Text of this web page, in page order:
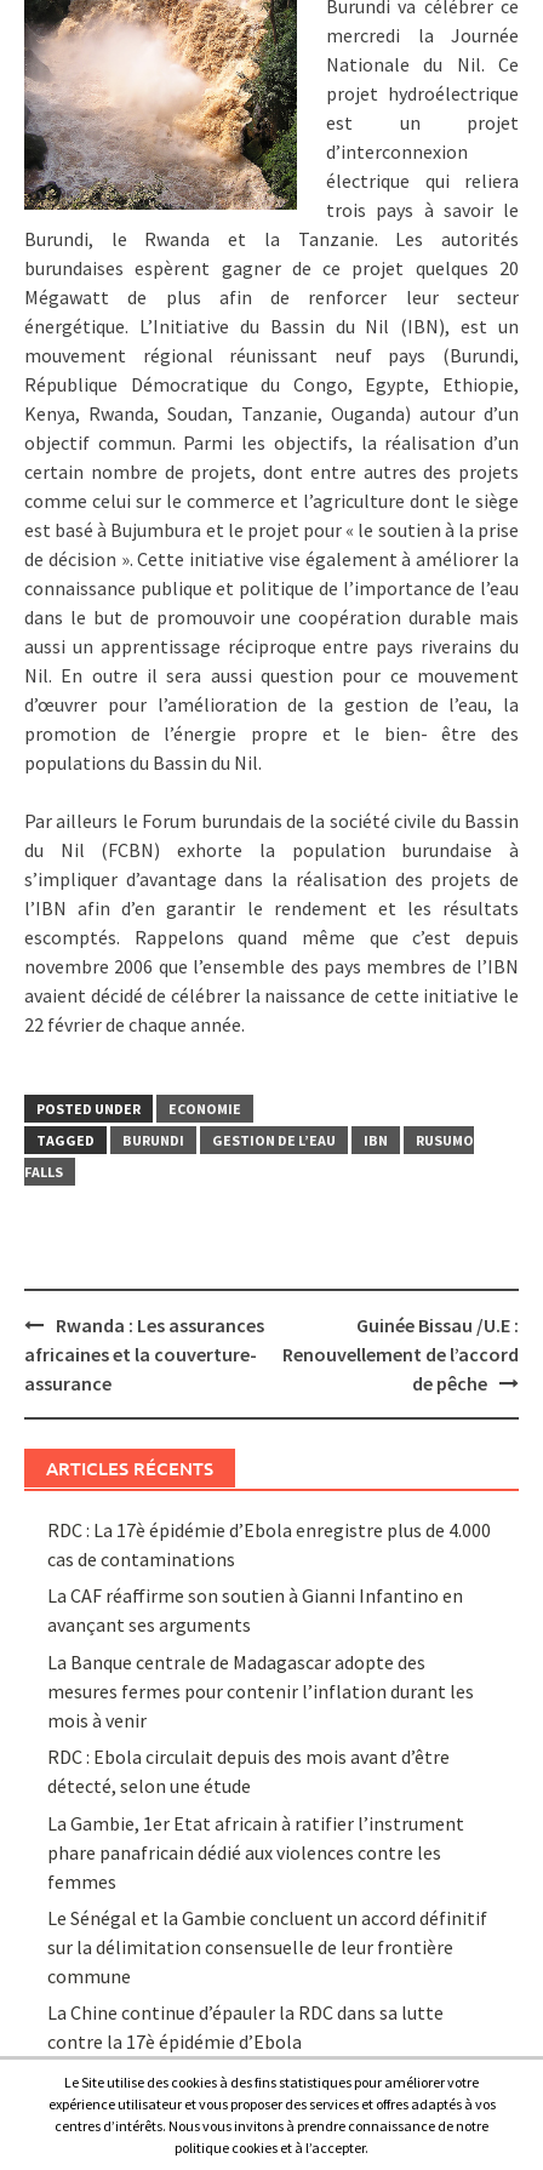
Burundi va célébrer ce
mercredi la Journée
Nationale du Nil. Ce
projet hydroélectrique
est un projet
d’interconnexion
électrique qui reliera
trois pays à savoir le
Burundi, le Rwanda et la Tanzanie. Les autorités
burundaises espèrent gagner de ce projet quelques 20
Mégawatt de plus afin de renforcer leur secteur
énergétique. L’Initiative du Bassin du Nil (IBN), est un
mouvement régional réunissant neuf pays (Burundi,
République Démocratique du Congo, Egypte, Ethiopie,
Kenya, Rwanda, Soudan, Tanzanie, Ouganda) autour d’un
objectif commun. Parmi les objectifs, la réalisation d’un
certain nombre de projets, dont entre autres des projets
comme celui sur le commerce et l’agriculture dont le siège
est basé à Bujumbura et le projet pour « le soutien à la prise
de décision ». Cette initiative vise également à améliorer la
connaissance publique et politique de l’importance de l’eau
dans le but de promouvoir une coopération durable mais
aussi un apprentissage réciproque entre pays riverains du
Nil. En outre il sera aussi question pour ce mouvement
d’œuvrer pour l’amélioration de la gestion de l’eau, la
promotion de l’énergie propre et le bien- être des
populations du Bassin du Nil.
Par ailleurs le Forum burundais de la société civile du Bassin
du Nil (FCBN) exhorte la population burundaise à
s’impliquer d’avantage dans la réalisation des projets de
l’IBN afin d’en garantir le rendement et les résultats
escomptés. Rappelons quand même que c’est depuis
novembre 2006 que l’ensemble des pays membres de l’IBN
avaient décidé de célébrer la naissance de cette initiative le
22 février de chaque année.
POSTED UNDER
ECONOMIE
TAGGED
BURUNDI GESTION DE L’EAU IBN
RUSUMO
FALLS
Post
navigation
Rwanda : Les assurances
africaines et la couverture-
assurance
Guinée Bissau /U.E :
Renouvellement de l’accord
de pêche
ARTICLES RÉCENTS
RDC : La 17è épidémie d’Ebola enregistre plus de 4.000
cas de contaminations
La CAF réaffirme son soutien à Gianni Infantino en
avançant ses arguments
La Banque centrale de Madagascar adopte des
mesures fermes pour contenir l’inflation durant les
mois à venir
RDC : Ebola circulait depuis des mois avant d’être
détecté, selon une étude
La Gambie, 1er Etat africain à ratifier l’instrument
phare panafricain dédié aux violences contre les
femmes
Le Sénégal et la Gambie concluent un accord définitif
sur la délimitation consensuelle de leur frontière
commune
La Chine continue d’épauler la RDC dans sa lutte
contre la 17è épidémie d’Ebola
Le Site utilise des cookies à des fins statistiques pour améliorer votre
expérience utilisateur et vous proposer des services et offres adaptés à vos
centres d’intérêts. Nous vous invitons à prendre connaissance de notre
politique cookies et à l’accepter.